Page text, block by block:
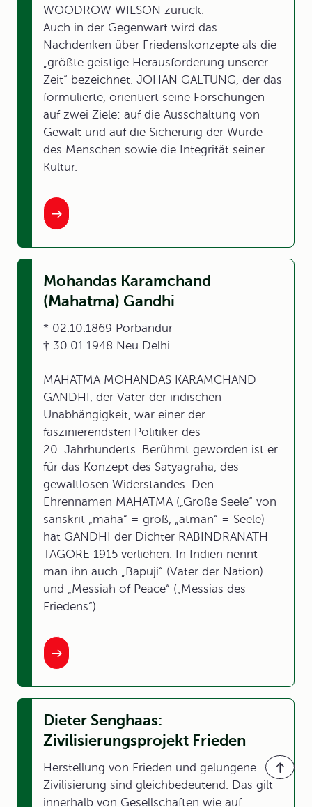
WOODROW WILSON zurück.
Auch in der Gegenwart wird das
Nachdenken über Friedenskonzepte als die
„größte geistige Herausforderung unserer
Zeit“ bezeichnet. JOHAN GALTUNG, der das
formulierte, orientiert seine Forschungen
auf zwei Ziele: auf die Ausschaltung von
Gewalt und auf die Sicherung der Würde
des Menschen sowie die Integrität seiner
Kultur.
Mohandas Karamchand
(Mahatma) Gandhi
* 02.10.1869 Porbandur
† 30.01.1948 Neu Delhi
MAHATMA MOHANDAS KARAMCHAND
GANDHI, der Vater der indischen
Unabhängigkeit, war einer der
faszinierendsten Politiker des
20. Jahrhunderts. Berühmt geworden ist er
für das Konzept des Satyagraha, des
gewaltlosen Widerstandes. Den
Ehrennamen MAHATMA („Große Seele“ von
sanskrit „maha“ = groß, „atman“ = Seele)
hat GANDHI der Dichter RABINDRANATH
TAGORE 1915 verliehen. In Indien nennt
man ihn auch „Bapuji“ (Vater der Nation)
und „Messiah of Peace“ („Messias des
Friedens“).
Dieter Senghaas:
Zivilisierungsprojekt Frieden
Herstellung von Frieden und gelungene
Zivilisierung sind gleichbedeutend. Das gilt
innerhalb von Gesellschaften wie auf